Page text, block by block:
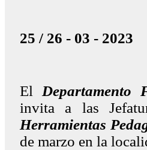
25 / 26 - 03 - 2023
El Departamento
invita a las
Herramientas
de marzo en la